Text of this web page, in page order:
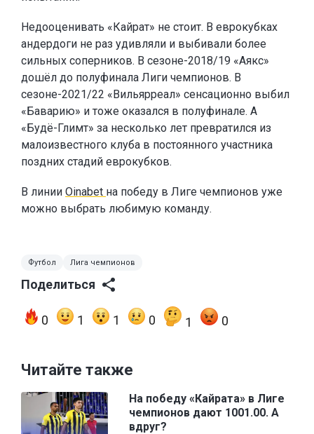
Недооценивать «Кайрат» не стоит. В еврокубках
андердоги не раз удивляли и выбивали более
сильных соперников. В сезоне-2018/19 «Аякс»
дошёл до полуфинала Лиги чемпионов. В
сезоне-2021/22 «Вильярреал» сенсационно выбил
«Баварию» и тоже оказался в полуфинале. А
«Будё-Глимт» за несколько лет превратился из
малоизвестного клуба в постоянного участника
поздних стадий еврокубков.
В линии Oinabet на победу в Лиге чемпионов уже
можно выбрать любимую команду.
Футбол Лига чемпионов
Поделиться
0 1 1 0 1 0
Читайте также
На победу «Кайрата» в Лиге
чемпионов дают 1001.00. А
вдруг?